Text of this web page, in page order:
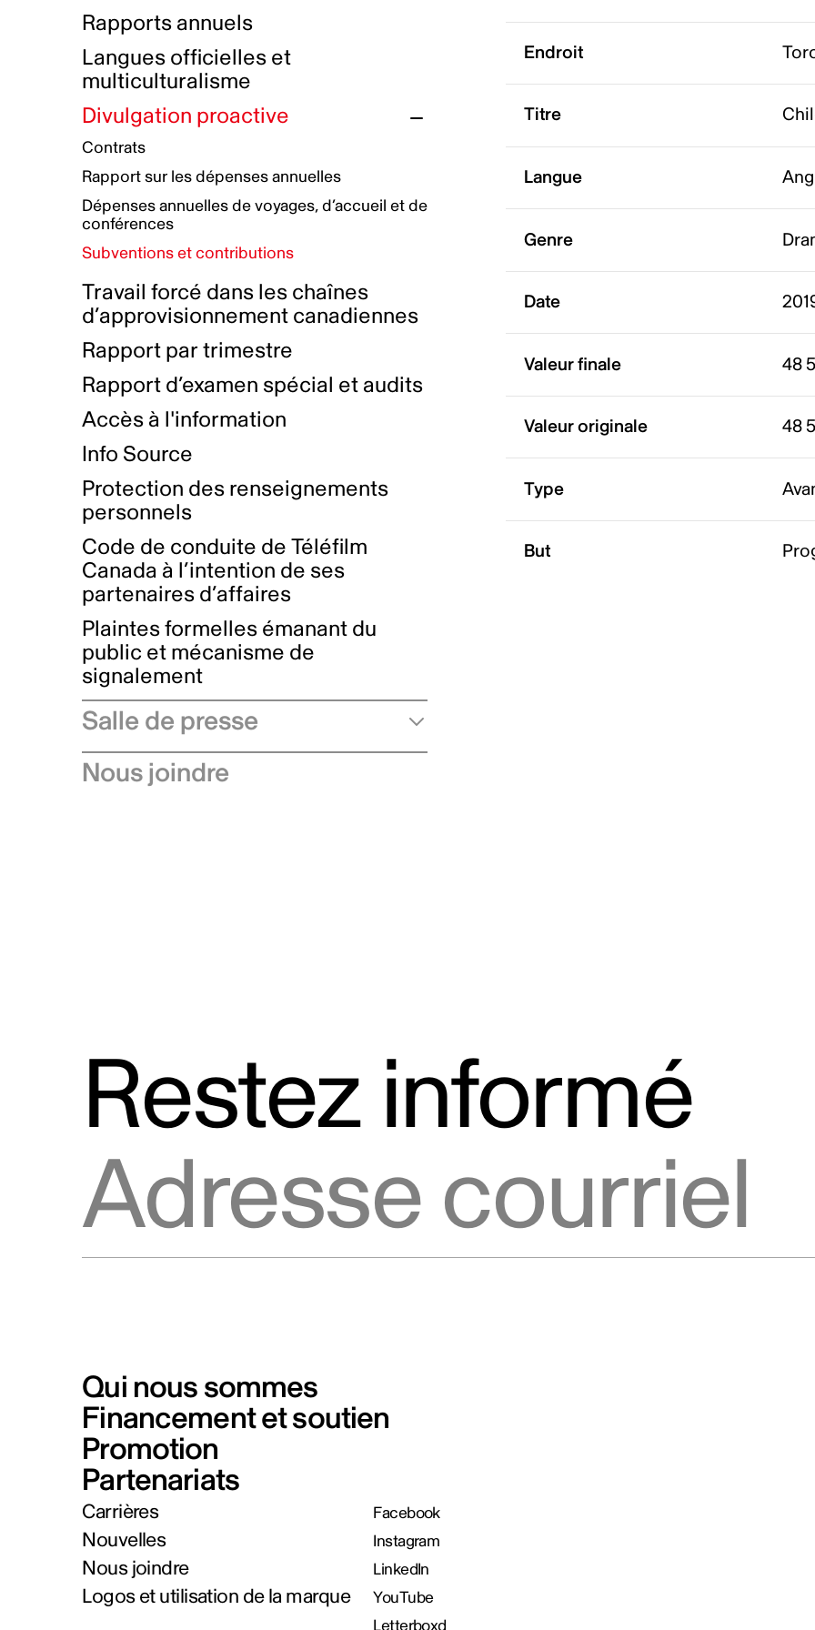
Initiatives autochtones
Plan de réconciliation autochtone
Groupe de travail autochtone
Principes directeurs sur le
harcèlement
Plan d’action pour la parité
Plan d'équité, de diversité,
d'inclusion et d'accessibilité
Boîte à outils pour le récit authentique
Collecte de données et l’auto-identification
Plan d'accessibilité
Rémunération et avantages
Prix et certifications
Nos valeurs d’entreprise
Rapports annuels
Langues officielles et
multiculturalisme
Divulgation proactive
Contrats
Rapport sur les dépenses annuelles
Dépenses annuelles de voyages, d’accueil et de
conférences
Subventions et contributions
Travail forcé dans les chaînes
d’approvisionnement canadiennes
Rapport par trimestre
Rapport d’examen spécial et audits
Accès à l'information
Info Source
Protection des renseignements
personnels
Code de conduite de Téléfilm
Canada à l’intention de ses
partenaires d’affaires
Plaintes formelles émanant du
public et mécanisme de
signalement
Salle de presse
Communiqués de presse
Nous joindre
Endroit
Titre
Langue
Genre
Date
Valeur finale 48
Valeur originale 48
Type
But
Restez informé
Qui nous sommes
Financement et soutien
Promotion
Partenariats
Carrières
Nouvelles
Nous joindre
Logos et utilisation de la marque
Facebook
Instagram
LinkedIn
YouTube
Letterboxd